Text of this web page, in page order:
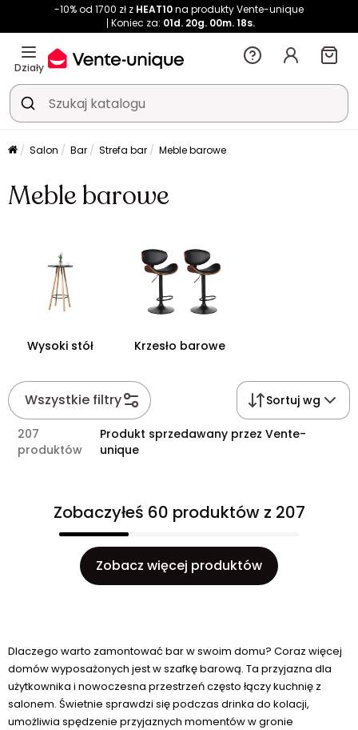
-10% od 1700 zł z HEAT10na produkty Vente-unique
Koniec za: 01d. 20g. 00m. 18s.
Działy
Salon Bar Strefa bar Meble barowe
Meble barowe
Wysoki stół Krzesło barowe
Wszystkie filtry Sortuj wg
207
produktów
Produkt sprzedawany przez Vente-
unique
Zobaczyłeś 60 produktów z 207
Zobacz więcej produktów
Dlaczego warto zamontować bar w swoim domu? Coraz więcej
domów wyposażonych jest w szafkę barową. Ta przyjazna dla
użytkownika i nowoczesna przestrzeń często łączy kuchnię z
salonem. Świetnie sprawdzi się podczas drinka do kolacji,
umożliwia spędzenie przyjaznych momentów w gronie